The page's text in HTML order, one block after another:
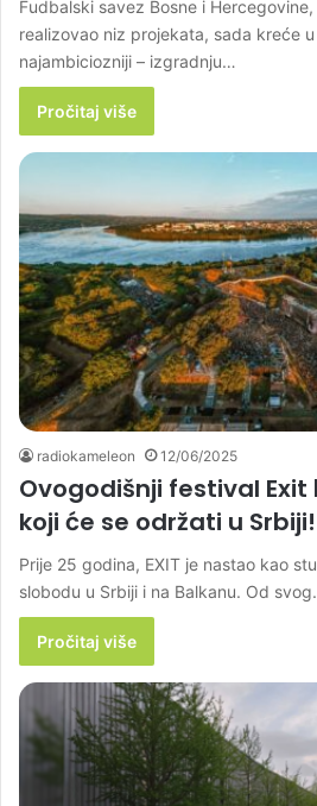
Fudbalski savez Bosne i
realizovao niz projekata, sada kreće
najambiciozniji – izgradnju…
Pročitaj više
radiokameleon 12/06/2025
Ovogodišnji festival
koji će se održati u Srbiji!
Prije 25 godina, EXIT je nastao kao
slobodu u Srbiji i na Balkanu. Od
Pročitaj više